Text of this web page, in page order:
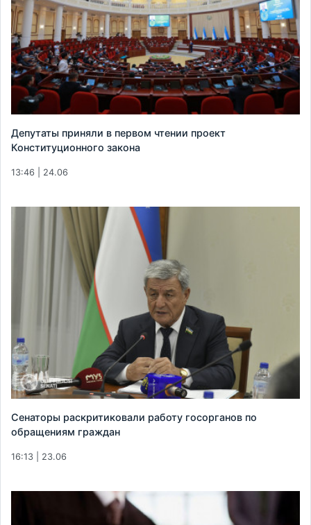
Депутаты приняли в первом чтении проект
Конституционного закона
13:46 | 24.06
Сенаторы раскритиковали работу госорганов по
обращениям граждан
16:13 | 23.06